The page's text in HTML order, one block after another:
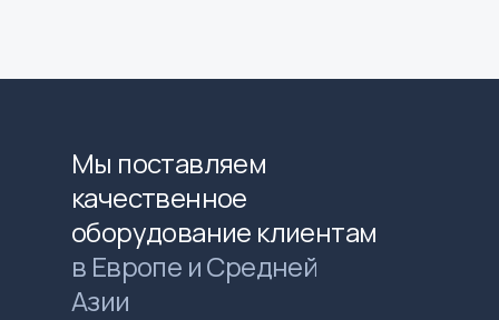
Мы поставляем
качественное
оборудование клиентам
в Европе и Средней
Азии